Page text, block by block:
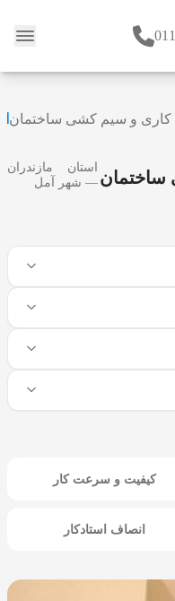
وبلاگ
کاری و سیم کشی ساختمان
استان مازندران
— شهر آمل
کیفیت و سرعت کار
انصاف استادکار